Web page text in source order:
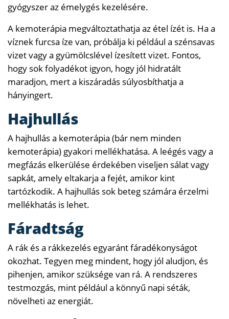
gyógyszer az émelygés kezelésére.
A kemoterápia megváltoztathatja az étel ízét is. Ha a
víznek furcsa íze van, próbálja ki például a szénsavas
vizet vagy a gyümölcslével ízesített vizet. Fontos,
hogy sok folyadékot igyon, hogy jól hidratált
maradjon, mert a kiszáradás súlyosbíthatja a
hányingert.
Hajhullás
A hajhullás a kemoterápia (bár nem minden
kemoterápia) gyakori mellékhatása. A leégés vagy a
megfázás elkerülése érdekében viseljen sálat vagy
sapkát, amely eltakarja a fejét, amikor kint
tartózkodik. A hajhullás sok beteg számára érzelmi
mellékhatás is lehet.
Fáradtság
A rák és a rákkezelés egyaránt fáradékonyságot
okozhat. Tegyen meg mindent, hogy jól aludjon, és
pihenjen, amikor szüksége van rá. A rendszeres
testmozgás, mint például a könnyű napi séták,
növelheti az energiát.